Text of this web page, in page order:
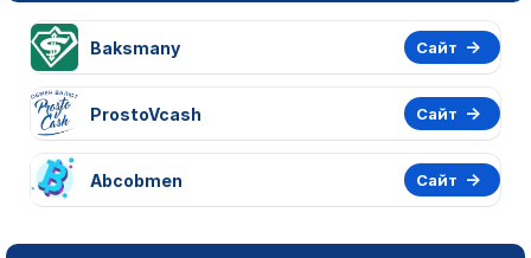
Baksmany Сайт
ProstoVcash Сайт
Abcobmen Сайт